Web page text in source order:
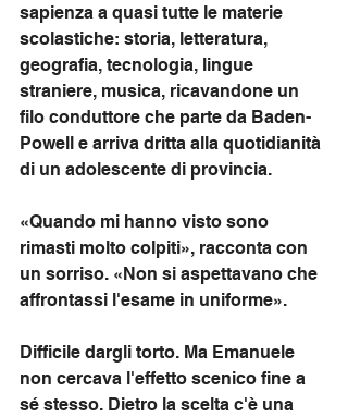
sapienza a quasi tutte le materie
scolastiche: storia, letteratura,
geografia, tecnologia, lingue
straniere, musica, ricavandone un
filo conduttore che parte da Baden-
Powell e arriva dritta alla quotidianità
di un adolescente di provincia.
«Quando mi hanno visto sono
rimasti molto colpiti», racconta con
un sorriso. «Non si aspettavano che
affrontassi l'esame in uniforme».
Difficile dargli torto. Ma Emanuele
non cercava l'effetto scenico fine a
sé stesso. Dietro la scelta c'è una